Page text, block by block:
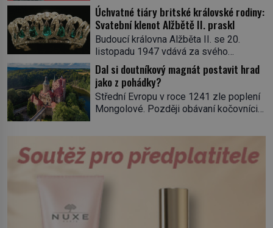
prohlásil o něm jiný významný
francouzský revolucionář, Honoré de
Mirabeau […]
rychle v jedné ze „sandtnerek“.
„Zaplaťpánbůh, že už nemusíme chodit
s lístky,“ povzdechne si směrem ke
služce, kterou má v kuchyni k ruce.
Ještě v prvních letech nové republiky
fungoval kvůli nedostatku zboží
přídělový systém. […]
Úchvatné tiáry britské královské rodiny:
Svatební klenot Alžbětě II. praskl
Budoucí královna Alžběta II. se 20.
listopadu 1947 vdává za svého
vyvoleného Filipa Mountbattena. Aby
měla na obřad ve Westminsteru podle
tradice „něco vypůjčeného“, její matka jí
věnuje jedinečný šperk ze své
soukromé kolekce – diamantovou tiáru
tiára,“ zhodnotil klenot britský politik Sir
Henry Channon (1897–1958), když si […]
Dal si doutníkový magnát postavit hrad
jako z pohádky?
Střední Evropu v roce 1241 zle poplení
Mongolové. Později obávaní kočovníci
jednat. Na další případné řádění barbarů
z východu se chce pečlivě připravit!
Český král Václav I. (1205–1253) přijme